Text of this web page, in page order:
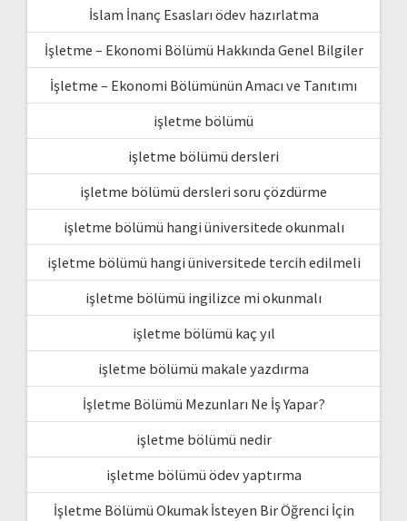
İslam İnanç Esasları ödev hazırlatma
İşletme – Ekonomi Bölümü Hakkında Genel Bilgiler
İşletme – Ekonomi Bölümünün Amacı ve Tanıtımı
işletme bölümü
işletme bölümü dersleri
işletme bölümü dersleri soru çözdürme
işletme bölümü hangi üniversitede okunmalı
işletme bölümü hangi üniversitede tercih edilmeli
işletme bölümü ingilizce mi okunmalı
işletme bölümü kaç yıl
işletme bölümü makale yazdırma
İşletme Bölümü Mezunları Ne İş Yapar?
işletme bölümü nedir
işletme bölümü ödev yaptırma
İşletme Bölümü Okumak İsteyen Bir Öğrenci İçin